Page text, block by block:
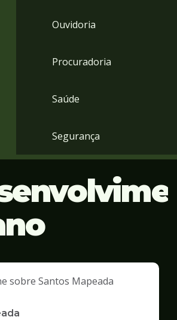
Ouvidoria
Procuradoria
Saúde
Segurança